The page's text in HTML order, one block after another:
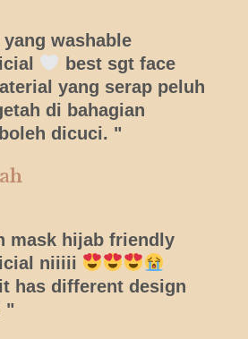
washable
best sgt face
yang serap peluh
di bahagian
dicuci. "
mask hijab friendly
niiiii
has different design
"